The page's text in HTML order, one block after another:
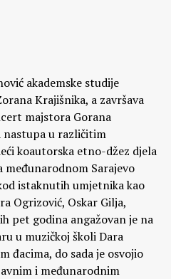
akademske studije
Krajišnika, a završava
majstora Gorana
nastupa u različitim
koautorska etno-džez djela
međunarodnom Sarajevo
istaknutih umjetnika kao
Ogrizović, Oskar Gilja,
pet godina angažovan je na
u muzičkoj školi Dara
đacima, do sada je osvojio
i međunarodnim